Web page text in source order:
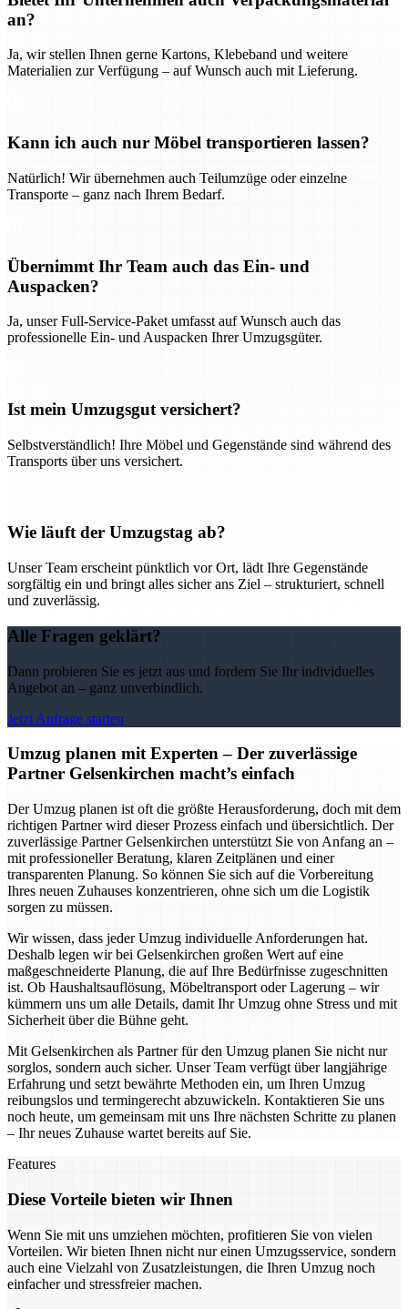
an?
Ja, wir stellen Ihnen gerne Kartons, Klebeband und weitere
Materialien zur Verfügung – auf Wunsch auch mit Lieferung.
Kann ich auch nur Möbel transportieren lassen?
Natürlich! Wir übernehmen auch Teilumzüge oder einzelne
Transporte – ganz nach Ihrem Bedarf.
Übernimmt Ihr Team auch das Ein- und
Auspacken?
Ja, unser Full-Service-Paket umfasst auf Wunsch auch das
professionelle Ein- und Auspacken Ihrer Umzugsgüter.
Ist mein Umzugsgut versichert?
Selbstverständlich! Ihre Möbel und Gegenstände sind während des
Transports über uns versichert.
Wie läuft der Umzugstag ab?
Unser Team erscheint pünktlich vor Ort, lädt Ihre Gegenstände
sorgfältig ein und bringt alles sicher ans Ziel – strukturiert, schnell
und zuverlässig.
Alle Fragen geklärt?
Dann probieren Sie es jetzt aus und fordern Sie Ihr individuelles
Angebot an – ganz unverbindlich.
Jetzt Anfrage starten
Umzug planen mit Experten – Der zuverlässige
Partner Gelsenkirchen macht’s einfach
Der Umzug planen ist oft die größte Herausforderung, doch mit dem
richtigen Partner wird dieser Prozess einfach und übersichtlich. Der
zuverlässige Partner Gelsenkirchen unterstützt Sie von Anfang an –
mit professioneller Beratung, klaren Zeitplänen und einer
transparenten Planung. So können Sie sich auf die Vorbereitung
Ihres neuen Zuhauses konzentrieren, ohne sich um die Logistik
sorgen zu müssen.
Wir wissen, dass jeder Umzug individuelle Anforderungen hat.
Deshalb legen wir bei Gelsenkirchen großen Wert auf eine
maßgeschneiderte Planung, die auf Ihre Bedürfnisse zugeschnitten
ist. Ob Haushaltsauflösung, Möbeltransport oder Lagerung – wir
kümmern uns um alle Details, damit Ihr Umzug ohne Stress und mit
Sicherheit über die Bühne geht.
Mit Gelsenkirchen als Partner für den Umzug planen Sie nicht nur
sorglos, sondern auch sicher. Unser Team verfügt über langjährige
Erfahrung und setzt bewährte Methoden ein, um Ihren Umzug
reibungslos und termingerecht abzuwickeln. Kontaktieren Sie uns
noch heute, um gemeinsam mit uns Ihre nächsten Schritte zu planen
– Ihr neues Zuhause wartet bereits auf Sie.
Features
Diese Vorteile bieten wir Ihnen
Wenn Sie mit uns umziehen möchten, profitieren Sie von vielen
Vorteilen. Wir bieten Ihnen nicht nur einen Umzugsservice, sondern
auch eine Vielzahl von Zusatzleistungen, die Ihren Umzug noch
einfacher und stressfreier machen.